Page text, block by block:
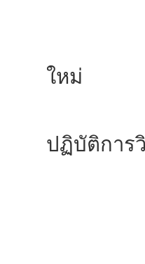
3.2 เลื
ใหม่
3.3 เลื
ปฏิบัติการ
3.4 เข้
3.5 เลื
3.6 มห